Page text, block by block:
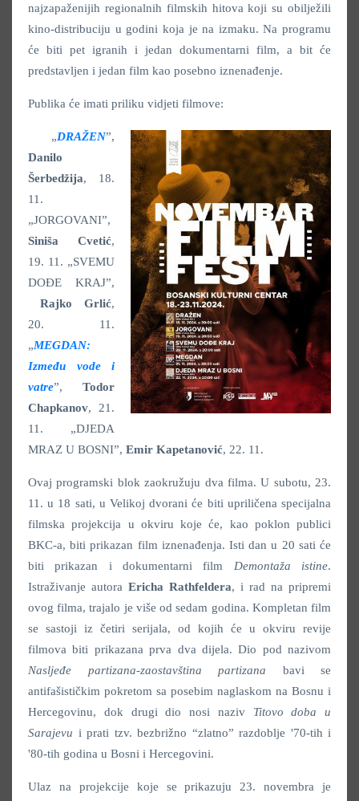
najzapaženijih regionalnih filmskih hitova koji su obilježili
kino-distribuciju u godini koja je na izmaku. Na programu
će biti pet igranih i jedan dokumentarni film, a bit će
predstavljen i jedan film kao posebno iznenađenje.
Publika će imati priliku vidjeti filmove:
„DRAŽEN”,
Danilo
Šerbedžija, 18.
11.
„JORGOVANI”,
Siniša Cvetić,
19. 11. „SVEMU
DOĐE KRAJ”,
Rajko Grlić,
20. 11.
„MEGDAN:
Između vode i
vatre”, Todor
Chapkanov, 21.
11. „DJEDA
MRAZ U BOSNI”, Emir Kapetanović, 22. 11.
Ovaj programski blok zaokružuju dva filma. U subotu, 23.
11. u 18 sati, u Velikoj dvorani će biti upriličena specijalna
filmska projekcija u okviru koje će, kao poklon publici
BKC-a, biti prikazan film iznenađenja. Isti dan u 20 sati će
biti prikazan i dokumentarni film Demontaža istine.
Istraživanje autora Ericha Rathfeldera, i rad na pripremi
ovog filma, trajalo je više od sedam godina. Kompletan film
se sastoji iz četiri serijala, od kojih će u okviru revije
filmova biti prikazana prva dva dijela. Dio pod nazivom
Nasljeđe partizana-zaostavština partizana bavi se
antifašističkim pokretom sa posebim naglaskom na Bosnu i
Hercegovinu, dok drugi dio nosi naziv Titovo doba u
Sarajevu i prati tzv. bezbrižno “zlatno” razdoblje '70-tih i
'80-tih godina u Bosni i Hercegovini.
Ulaz na projekcije koje se prikazuju 23. novembra je